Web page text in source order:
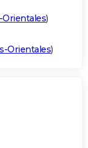
)
Orientales)